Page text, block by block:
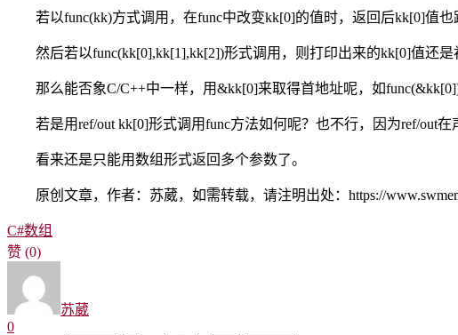
若以func(kk)方式调用，在func中改变kk[0]的值时，返回后kk[0]值也
然后若以func(kk[0],kk[1],kk[2])形式调用，则打印出来的kk[0]值还
那么能否象C/C++中一样，用&kk[0]来取得首地址呢，如
若是用ref/out kk[0]形式调用func方法如何呢？也不行，因为ref/out
看来还是只能用数组形式返回多个参数了。
原创文章，作者：苏葳，如需转载，请注明出处：https://
C#数组
赞 (0)
苏葳
0